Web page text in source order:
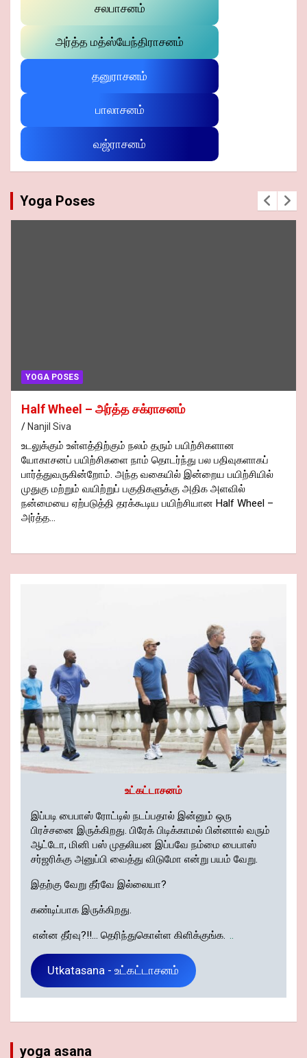
சலபாசனம்
அர்த்த மத்ஸ்யேந்திராசனம்
தனுராசனம்
பாலாசனம்
வஜ்ராசனம்
Yoga Poses
YOGA POSES
Half Wheel – அர்த்த சக்ராசனம்
Nanjil Siva
உடலுக்கும் உள்ளத்திற்கும் நலம் தரும் பயிற்சிகளான
யோகாசனப் பயிற்சிகளை நாம் தொடர்ந்து பல பதிவுகளாகப்
பார்த்துவருகின்றோம். அந்த வகையில் இன்றைய பயிற்சியில்
முதுகு மற்றும் வயிற்றுப் பகுதிகளுக்கு அதிக அளவில்
நன்மையை ஏற்படுத்தி தரக்கூடிய பயிற்சியான Half Wheel –
அர்த்த…
உட்கட்டாசனம்
இப்படி பைபாஸ் ரோட்டில் நடப்பதால் இன்னும் ஒரு
பிரச்சனை இருக்கிறது. பிரேக் பிடிக்காமல் பின்னால் வரும்
ஆட்டோ, மினி பஸ் முதலியன இப்பவே நம்மை பைபாஸ்
சர்ஜரிக்கு அனுப்பி வைத்து விடுமோ என்று பயம் வேறு.
இதற்கு வேறு தீர்வே இல்லையா?
கண்டிப்பாக இருக்கிறது.
என்ன தீர்வு?!!... தெரிந்துகொள்ள கிளிக்குங்க. ..
Utkatasana - உட்கட்டாசனம்
yoga asana